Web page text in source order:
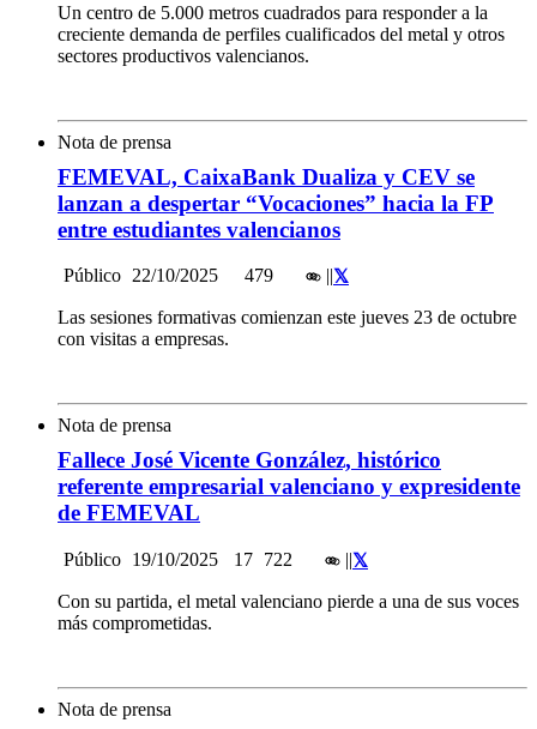
Un centro de 5.000 metros cuadrados para responder a la
creciente demanda de perfiles cualificados del metal y otros
sectores productivos valencianos.
Nota de prensa
FEMEVAL, CaixaBank Dualiza y CEV se
lanzan a despertar “Vocaciones” hacia la FP
entre estudiantes valencianos
Público 22/10/2025 479 ||
Las sesiones formativas comienzan este jueves 23 de octubre
con visitas a empresas.
Nota de prensa
Fallece José Vicente González, histórico
referente empresarial valenciano y expresidente
de FEMEVAL
Público 19/10/2025 17 722 ||
Con su partida, el metal valenciano pierde a una de sus voces
más comprometidas.
Nota de prensa